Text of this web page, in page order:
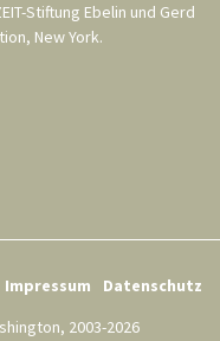
Stiftung Ebelin und Gerd
New York.
Impressum
Datenschutz
2003-2026